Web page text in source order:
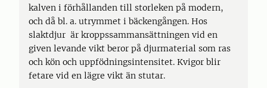
kalven i förhållanden till storleken på modern,
och då bl. a. utrymmet i bäckengången. Hos
slaktdjur är kroppssammansättningen vid en
given levande vikt beror på djurmaterial som ras
och kön och uppfödningsintensitet. Kvigor blir
fetare vid en lägre vikt än stutar.